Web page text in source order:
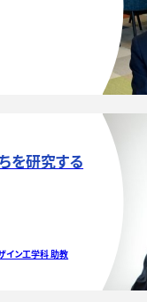
を研究する
イン工学科 助教